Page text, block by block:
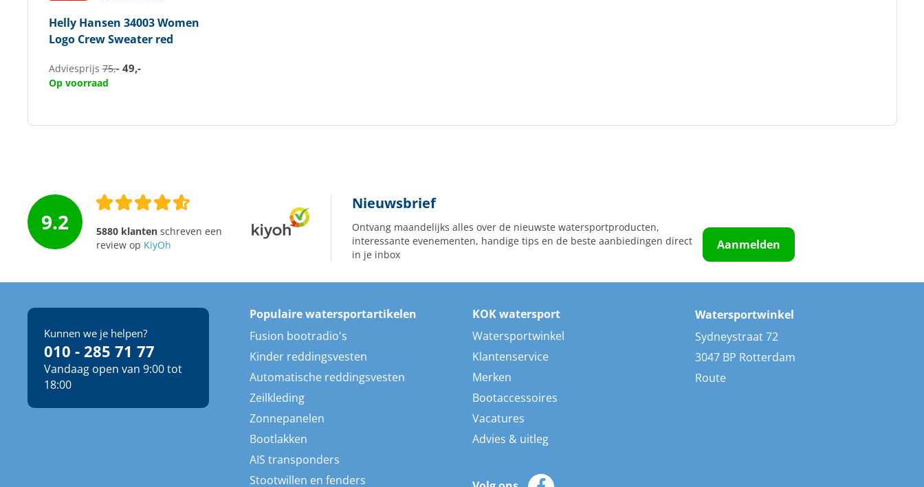
Helly Hansen 34003 Women
Logo Crew Sweater red
Adviesprijs75,- 49,-
Op voorraad
9.2 5880 klantenschreven een
review op KiyOh
Nieuwsbrief
Ontvang maandelijks alles over de nieuwste watersportproducten,
interessante evenementen, handige tips en de beste aanbiedingen direct
in je inbox
Aanmelden
Kunnen we je helpen?
010 - 285 71 77
Vandaag open van 9:00 tot
18:00
Populaire watersportartikelen
Fusion bootradio's
Kinder reddingsvesten
Automatische reddingsvesten
Zeilkleding
Zonnepanelen
Bootlakken
AIS transponders
Stootwillen en fenders
KOK watersport
Watersportwinkel
Klantenservice
Merken
Bootaccessoires
Vacatures
Advies & uitleg
Watersportwinkel
Sydneystraat 72
3047 BP Rotterdam
Route